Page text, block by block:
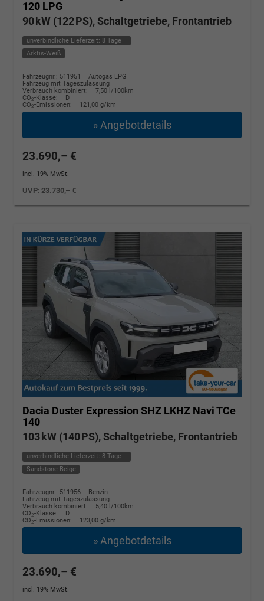
120 LPG
90 kW (122 PS), Schaltgetriebe, Frontantrieb
unverbindliche Lieferzeit: 8 Tage
Arktis-Weiß
Fahrzeugnr.: 511951
Autogas LPG
Fahrzeug mit Tageszulassung
Verbrauch kombiniert:
7,50 l/100km
CO2-Klasse:
D
CO2-Emissionen: 121,00 g/km
» Angebotdetails
23.690,– €
incl. 19% MwSt.
UVP:23.730,– €
Dacia Duster Expression SHZ LKHZ Navi TCe
140
103 kW (140 PS), Schaltgetriebe, Frontantrieb
unverbindliche Lieferzeit: 8 Tage
Sandstone-Beige
Fahrzeugnr.: 511956
Benzin
Fahrzeug mit Tageszulassung
Verbrauch kombiniert:
5,40 l/100km
CO2-Klasse:
D
CO2-Emissionen: 123,00 g/km
» Angebotdetails
23.690,– €
incl. 19% MwSt.